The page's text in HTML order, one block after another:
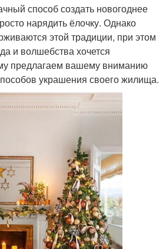
способ создать новогоднее
нарядить ёлочку. Однако
этой традиции, при этом
и волшебства хочется
предлагаем вашему вниманию
украшения своего жилища.